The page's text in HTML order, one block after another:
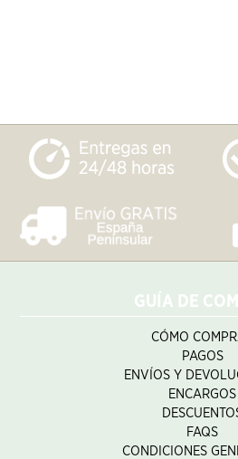
GUÍA DE
CÓMO
PAGOS
ENVÍOS Y
ENCARGOS
FAQS
CONDICIONES